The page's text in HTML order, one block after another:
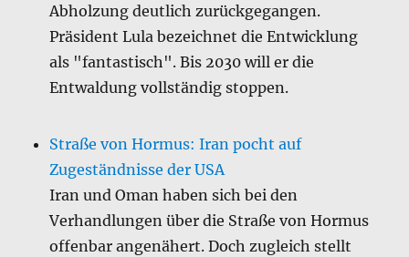
Abholzung deutlich zurückgegangen.
Präsident Lula bezeichnet die Entwicklung
als "fantastisch". Bis 2030 will er die
Entwaldung vollständig stoppen.
Straße von Hormus: Iran pocht auf
Zugeständnisse der USA
Iran und Oman haben sich bei den
Verhandlungen über die Straße von Hormus
offenbar angenähert. Doch zugleich stellt